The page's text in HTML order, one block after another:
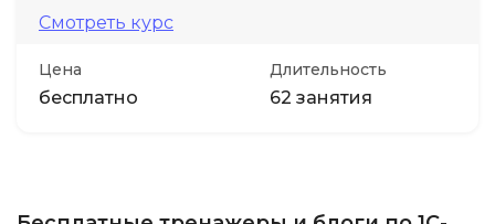
Смотреть курс
Цена
бесплатно
Длительность
62 занятия